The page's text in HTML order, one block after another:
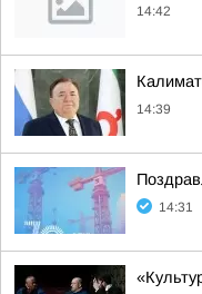
14:42
14:39
14:31